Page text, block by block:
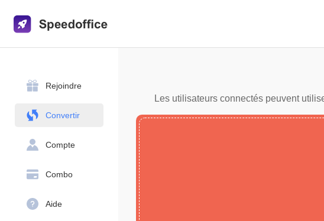
Rejoindre
Convertir
Compte
Combo
Aide
Les utilisateurs connectés peuvent